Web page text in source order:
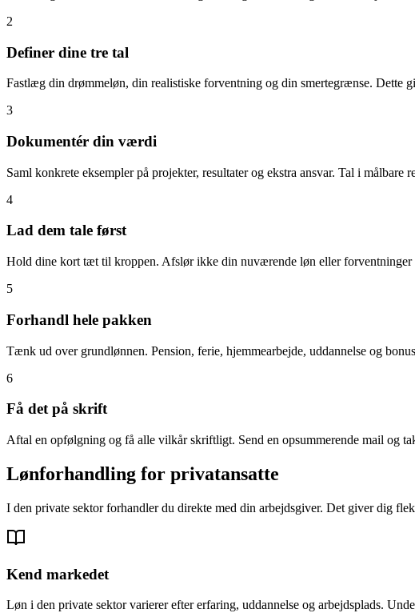
2
Definer dine tre tal
Fastlæg din drømmeløn, din realistiske forventning og din smertegrænse. Dette
3
Dokumentér din værdi
Saml konkrete eksempler på projekter, resultater og ekstra ansvar. Tal i
4
Lad dem tale først
Hold dine kort tæt til kroppen. Afslør ikke din nuværende løn eller forventninger
5
Forhandl hele pakken
Tænk ud over grundlønnen. Pension, ferie, hjemmearbejde, uddannelse og
6
Få det på skrift
Aftal en opfølgning og få alle vilkår skriftligt. Send en opsummerende mail og
Lønforhandling for privatansatte
I den private sektor forhandler du direkte med din arbejdsgiver. Det giver dig
Kend markedet
Løn i den private sektor varierer efter erfaring, uddannelse og arbejdsplads.